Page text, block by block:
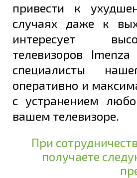
привести к
случаях даже к
интересует
телевизоров
специалисты
оперативно и
с устранением
вашем телевизоре.
При
получаете